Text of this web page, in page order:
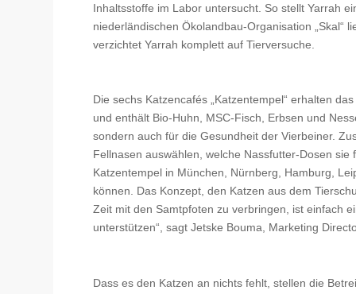
Inhaltsstoffe im Labor untersucht. So stellt Yarrah
niederländischen Ökolandbau-Organisation „Skal“
verzichtet Yarrah komplett auf Tierversuche.
Die sechs Katzencafés „Katzentempel“ erhalten
und enthält Bio-Huhn, MSC-Fisch, Erbsen und
sondern auch für die Gesundheit der Vierbeiner.
Fellnasen auswählen, welche Nassfutter-Dosen
Katzentempel in München, Nürnberg, Hamburg,
können. Das Konzept, den Katzen aus dem
Zeit mit den Samtpfoten zu verbringen, ist einfach
unterstützen“, sagt Jetske Bouma, Marketing
Dass es den Katzen an nichts fehlt, stellen die